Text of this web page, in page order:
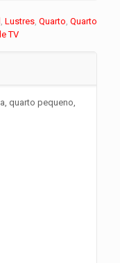
Lustres Quarto Quarto
TV
quarto pequeno,